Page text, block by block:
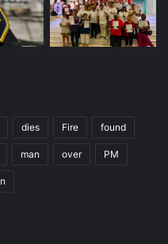
dies Fire found
man over PM